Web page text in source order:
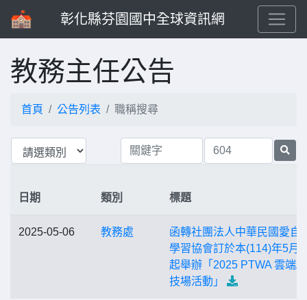
彰化縣芬園國中全球資訊網
教務主任公告
首頁 公告列表 職稱搜尋
日期 類別 標題
2025-05-06 教務處
函轉社團法人中華民國愛自
學習協會訂於本(114)年5月
起舉辦「2025 PTWA 雲端
技場活動」